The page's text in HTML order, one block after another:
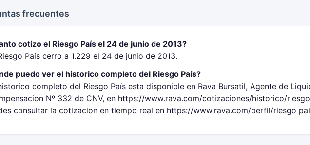
frecuentes
cotizo el Riesgo País el 24 de junio de 2013?
País cerro a 1.229 el 24 de junio de 2013.
puedo ver el historico completo del Riesgo País?
completo del Riesgo País esta disponible en Rava Bursatil, Agente de
Nº 332 de CNV, en https://www.rava.com/cotizaciones/historico/
consultar la cotizacion en tiempo real en https://www.rava.com/perfil/riesgo